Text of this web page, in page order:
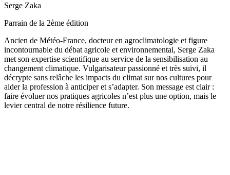
Serge Zaka
Parrain de la 2ème édition
Ancien de Météo-France, docteur en agroclimatologie et figure
incontournable du débat agricole et environnemental, Serge Zaka
met son expertise scientifique au service de la sensibilisation au
changement climatique. Vulgarisateur passionné et très suivi, il
décrypte sans relâche les impacts du climat sur nos cultures pour
aider la profession à anticiper et s’adapter. Son message est clair :
faire évoluer nos pratiques agricoles n’est plus une option, mais le
levier central de notre résilience future.